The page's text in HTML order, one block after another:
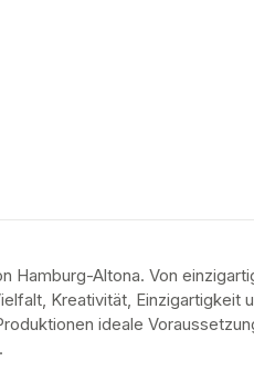
Hamburg-Altona. Von
Kreativität, Einzigartigkeit
ideale